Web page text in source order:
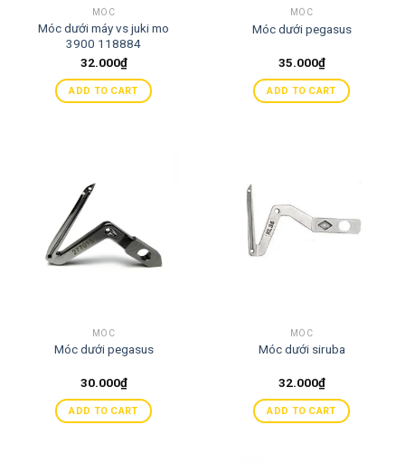
MÓC
Móc dưới máy vs juki mo
3900 118884
32.000₫
ADD TO CART
MÓC
Móc dưới pegasus
35.000₫
ADD TO CART
MÓC
Móc dưới pegasus
30.000₫
ADD TO CART
MÓC
Móc dưới siruba
32.000₫
ADD TO CART